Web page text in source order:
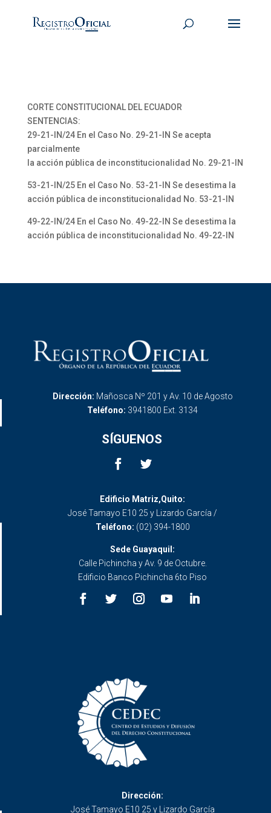
CORTE CONSTITUCIONAL DEL ECUADOR
SENTENCIAS:
29-21-IN/24 En el Caso No. 29-21-IN Se acepta
parcialmente
la acción pública de inconstitucionalidad No. 29-21-IN
53-21-IN/25 En el Caso No. 53-21-IN Se desestima la
acción pública de inconstitucionalidad No. 53-21-IN
49-22-IN/24 En el Caso No. 49-22-IN Se desestima la
acción pública de inconstitucionalidad No. 49-22-IN
Dirección: Mañosca Nº 201 y Av. 10 de Agosto
Teléfono: 3941800 Ext. 3134
SÍGUENOS
Edificio Matriz,Quito:
José Tamayo E10 25 y Lizardo García /
Teléfono: (02) 394-1800
Sede Guayaquil:
Calle Pichincha y Av. 9 de Octubre.
Edificio Banco Pichincha 6to Piso
Dirección:
José Tamayo E10 25 y Lizardo García